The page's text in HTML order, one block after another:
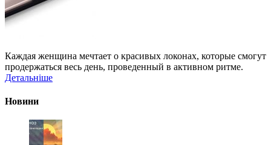
Каждая женщина мечтает о красивых локонах, которые смогут
продержаться весь день, проведенный в активном ритме.
Детальніше
Новини